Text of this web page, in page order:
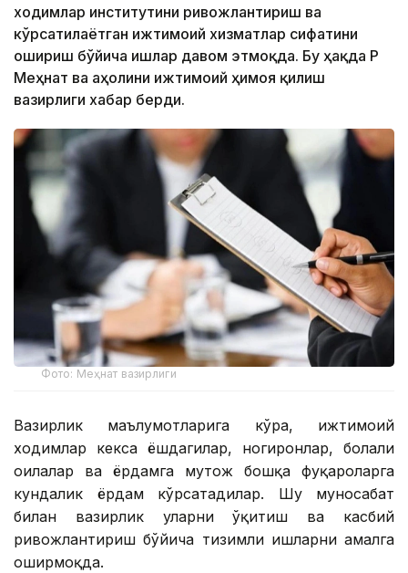
ходимлар институтини ривожлантириш ва
кўрсатилаётган ижтимоий хизматлар сифатини
ошириш бўйича ишлар давом этмоқда. Бу ҳақда ҚР
Меҳнат ва аҳолини ижтимоий ҳимоя қилиш
вазирлиги хабар берди.
Фото: Меҳнат вазирлиги
Вазирлик маълумотларига кўра, ижтимоий
ходимлар кекса ёшдагилар, ногиронлар, болали
оилалар ва ёрдамга муҳтож бошқа фуқароларга
кундалик ёрдам кўрсатадилар. Шу муносабат
билан вазирлик уларни ўқитиш ва касбий
ривожлантириш бўйича тизимли ишларни амалга
оширмоқда.